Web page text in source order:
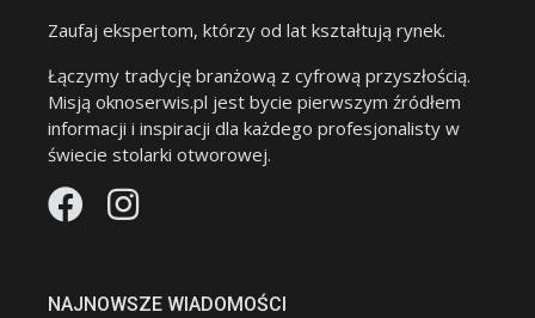
Zaufaj ekspertom, którzy od lat kształtują rynek.
Łączymy tradycję branżową z cyfrową przyszłością.
Misją oknoserwis.pl jest bycie pierwszym źródłem
informacji i inspiracji dla każdego profesjonalisty w
świecie stolarki otworowej.
NAJNOWSZE WIADOMOŚCI